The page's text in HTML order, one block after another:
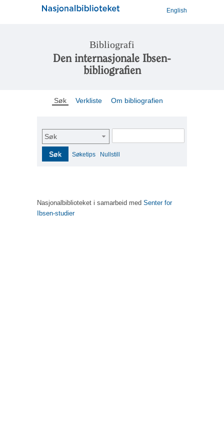
English
Bibliografi
Den internasjonale Ibsen-
bibliografien
Søk Verkliste Om bibliografien
Søk
Søk Søketips Nullstill
Nasjonalbiblioteket i samarbeid med Senter for
Ibsen-studier